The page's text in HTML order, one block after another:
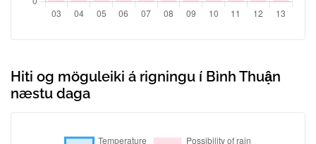
Hiti og möguleiki á rigningu í Bình Thuận
næstu daga